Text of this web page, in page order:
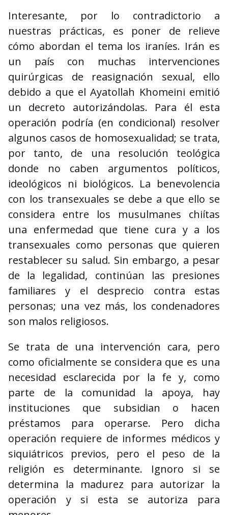
Interesante, por lo contradictorio a
nuestras prácticas, es poner de relieve
cómo abordan el tema los iraníes. Irán es
un país con muchas intervenciones
quirúrgicas de reasignación sexual, ello
debido a que el Ayatollah Khomeini emitió
un decreto autorizándolas. Para él esta
operación podría (en condicional) resolver
algunos casos de homosexualidad; se trata,
por tanto, de una resolución teológica
donde no caben argumentos políticos,
ideológicos ni biológicos. La benevolencia
con los transexuales se debe a que ello se
considera entre los musulmanes chiítas
una enfermedad que tiene cura y a los
transexuales como personas que quieren
restablecer su salud. Sin embargo, a pesar
de la legalidad, continúan las presiones
familiares y el desprecio contra estas
personas; una vez más, los condenadores
son malos religiosos.
Se trata de una intervención cara, pero
como oficialmente se considera que es una
necesidad esclarecida por la fe y, como
parte de la comunidad la apoya, hay
instituciones que subsidian o hacen
préstamos para operarse. Pero dicha
operación requiere de informes médicos y
siquiátricos previos, pero el peso de la
religión es determinante. Ignoro si se
determina la madurez para autorizar la
operación y si esta se autoriza para